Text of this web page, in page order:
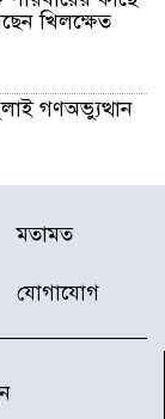
খিলক্ষেত
গণঅভ্যুত্থান
পাসপোর্ট
চক্রের ১৩ জন
মতামত
যোগাযোগ